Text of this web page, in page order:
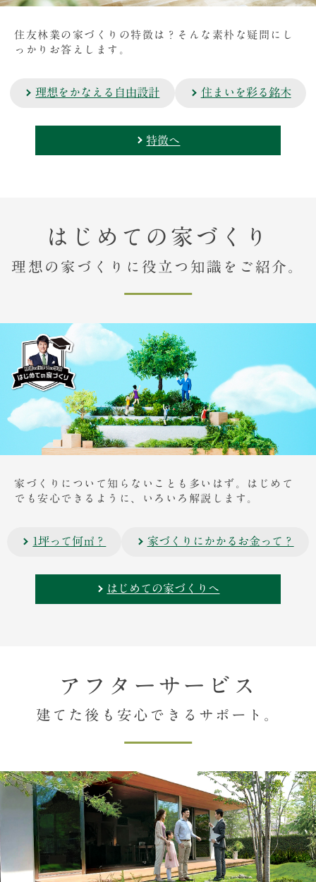
住友林業の家づくりの特徴は？そんな素朴な疑問にし
っかりお答えします。
理想をかなえる自由設計 住まいを彩る銘木
特徴へ
はじめての家づくり
理想の家づくりに役立つ知識をご紹介。
家づくりについて知らないことも多いはず。はじめて
でも安心できるように、いろいろ解説します。
1坪って何㎡？ 家づくりにかかるお金って？
はじめての家づくりへ
アフターサービス
建てた後も安心できるサポート。